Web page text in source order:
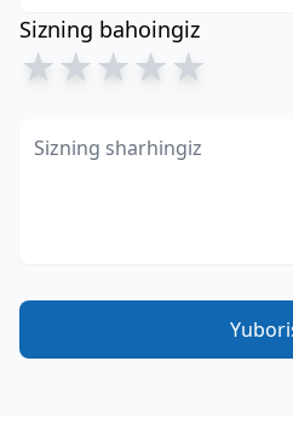
Sizning bahoingiz
★★★★★